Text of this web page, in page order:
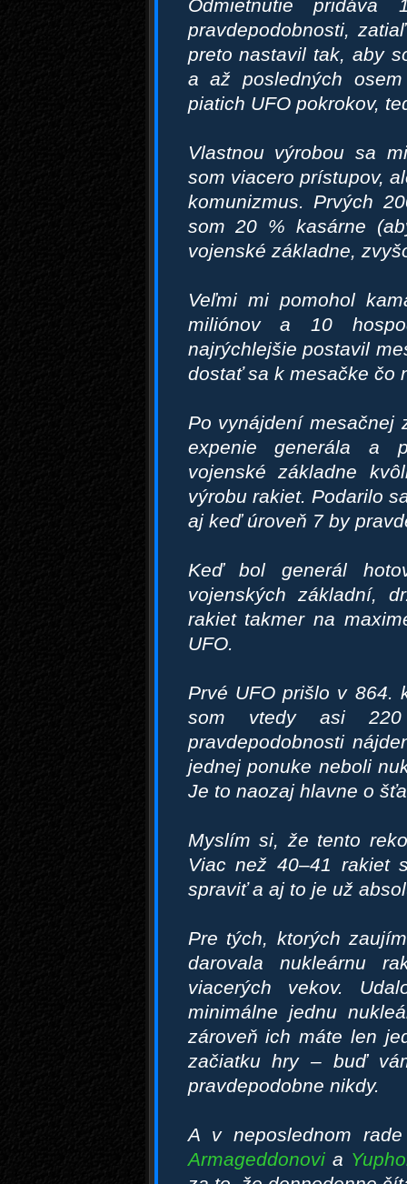
Odmietnutie
pravdepodobnosti,
preto nastavil tak, aby
a až posledných
piatich UFO pokrokov,
Vlastnou výrobou sa
som viacero prístupov,
komunizmus. Prvých
som 20 % kasárne
vojenské základne,
Veľmi mi pomohol
miliónov a 10
najrýchlejšie postavil
dostať sa k mesačke čo
Po vynájdení mesačnej
expenie generála a
vojenské základne
výrobu rakiet. Podarilo
aj keď úroveň 7 by
Keď bol generál
vojenských základní,
rakiet takmer na
UFO.
Prvé UFO prišlo v 864.
som vtedy asi
pravdepodobnosti
jednej ponuke neboli
Je to naozaj hlavne o
Myslím si, že tento
Viac než 40–41 rakiet
spraviť a aj to je už
Pre tých, ktorých
darovala nukleárnu
viacerých vekov.
minimálne jednu
zároveň ich máte len
začiatku hry – buď
pravdepodobne nikdy.
A v neposlednom
Armageddonovia